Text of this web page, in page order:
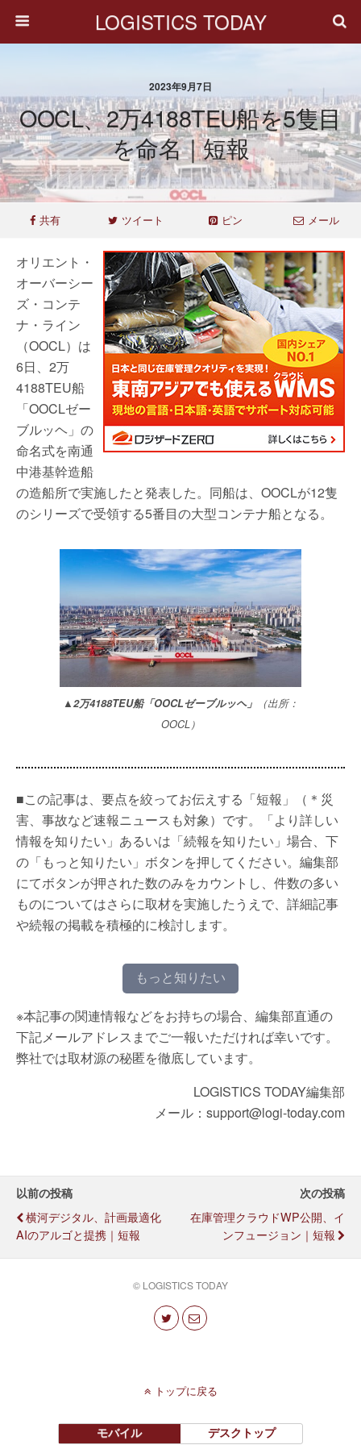
LOGISTICS TODAY
2023年9月7日
OOCL、2万4188TEU船を5隻目
を命名｜短報
共有 ツイート ピン メール
オリエント・
オーバーシー
ズ・コンテ
ナ・ライン
（OOCL）は
6日、2万
4188TEU船
「OOCLゼー
ブルッヘ」の
命名式を南通
中港基幹造船
の造船所で実施したと発表した。同船は、OOCLが12隻
のシリーズで受領する5番目の大型コンテナ船となる。
▲2万4188TEU船「OOCLゼーブルッヘ」
（出所：
OOCL）
■この記事は、要点を絞ってお伝えする「短報」（＊災
害、事故など速報ニュースも対象）です。「より詳しい
情報を知りたい」あるいは「続報を知りたい」場合、下
の「もっと知りたい」ボタンを押してください。編集部
にてボタンが押された数のみをカウントし、件数の多い
ものについてはさらに取材を実施したうえで、詳細記事
や続報の掲載を積極的に検討します。
もっと知りたい
※本記事の関連情報などをお持ちの場合、編集部直通の
下記メールアドレスまでご一報いただければ幸いです。
弊社では取材源の秘匿を徹底しています。
LOGISTICS TODAY編集部
メール：support@logi-today.com
以前の投稿
横河デジタル、計画最適化
AIのアルゴと提携｜短報
次の投稿
在庫管理クラウドWP公開、イ
ンフュージョン｜短報
© LOGISTICS TODAY
トップに戻る
モバイル デスクトップ